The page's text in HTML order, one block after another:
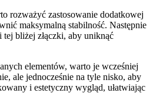
rozważyć zastosowanie dodatkowej
maksymalną stabilność. Następnie
bliżej złączki, aby uniknąć
elementów, warto je wcześniej
ale jednocześnie na tyle nisko, aby
i estetyczny wygląd, ułatwiając